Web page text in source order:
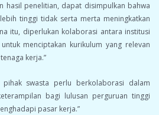
hasil penelitian, dapat disimpulkan bahwa
tinggi tidak serta merta meningkatkan
itu, diperlukan kolaborasi antara institusi
menciptakan kurikulum yang relevan
kerja.”
pihak swasta perlu berkolaborasi dalam
bagi lulusan perguruan tinggi
pasar kerja.”